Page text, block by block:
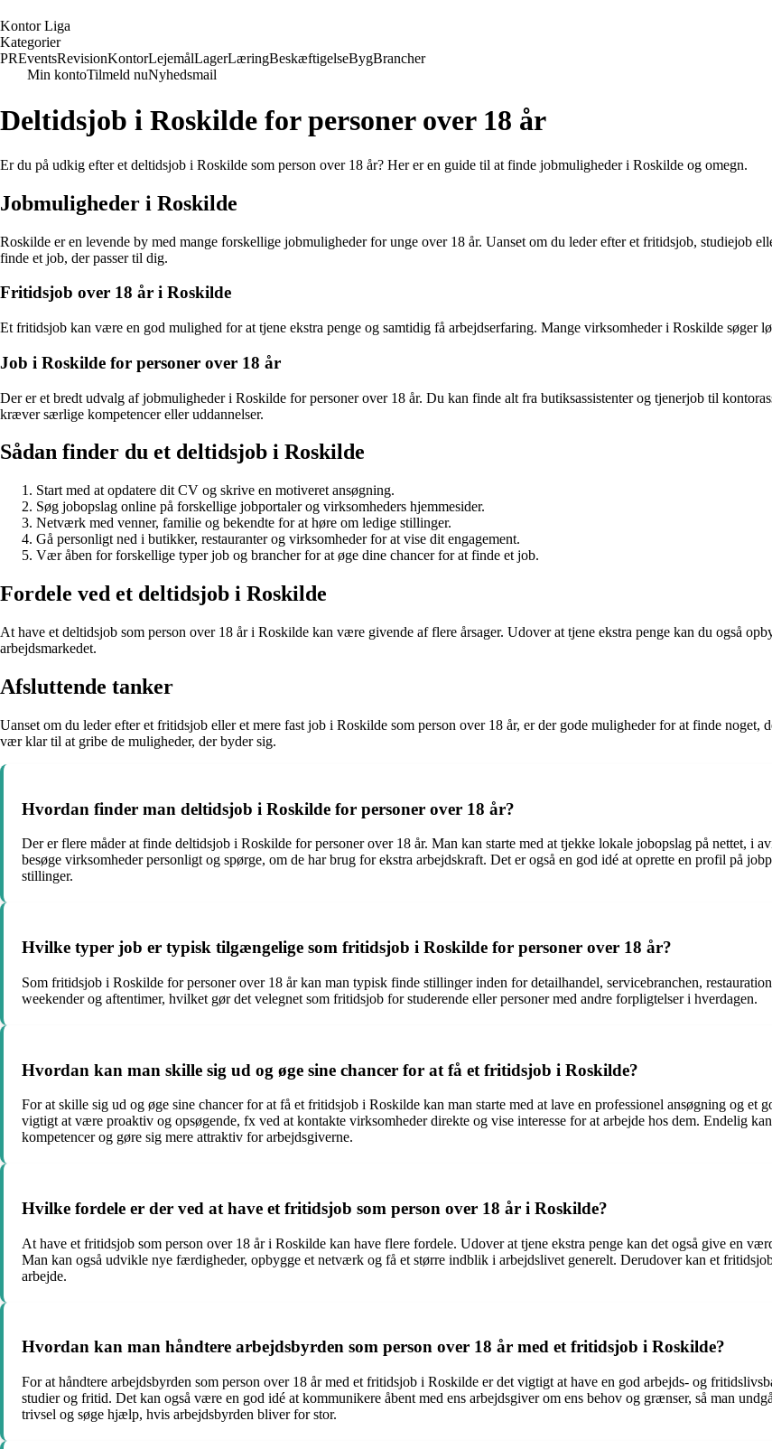
KontorLiga
Kategorier
PREventsRevisionKontorLejemålLagerLæringBeskæftigelseBygBrancher
Min kontoTilmeld nuNyhedsmail
Deltidsjob i Roskilde for personer over 18 år
Er du på udkig efter et deltidsjob i Roskilde som person over 18 år? Her er en guide til at finde jobmuligheder i Roskilde og omegn.
Jobmuligheder i Roskilde
Roskilde er en levende by med mange forskellige jobmuligheder for unge over 18 år. Uanset om du leder efter et fritidsjob, studiejob
finde et job, der passer til dig.
Fritidsjob over 18 år i Roskilde
Et fritidsjob kan være en god mulighed for at tjene ekstra penge og samtidig få arbejdserfaring. Mange virksomheder i Roskilde søger
Job i Roskilde for personer over 18 år
Der er et bredt udvalg af jobmuligheder i Roskilde for personer over 18 år. Du kan finde alt fra butiksassistenter og tjenerjob til
kræver særlige kompetencer eller uddannelser.
Sådan finder du et deltidsjob i Roskilde
Start med at opdatere dit CV og skrive en motiveret ansøgning.
Søg jobopslag online på forskellige jobportaler og virksomheders hjemmesider.
Netværk med venner, familie og bekendte for at høre om ledige stillinger.
Gå personligt ned i butikker, restauranter og virksomheder for at vise dit engagement.
Vær åben for forskellige typer job og brancher for at øge dine chancer for at finde et job.
Fordele ved et deltidsjob i Roskilde
At have et deltidsjob som person over 18 år i Roskilde kan være givende af flere årsager. Udover at tjene ekstra penge kan du også
arbejdsmarkedet.
Afsluttende tanker
Uanset om du leder efter et fritidsjob eller et mere fast job i Roskilde som person over 18 år, er der gode muligheder for at finde
vær klar til at gribe de muligheder, der byder sig.
Hvordan finder man deltidsjob i Roskilde for personer over 18 år?
Der er flere måder at finde deltidsjob i Roskilde for personer over 18 år. Man kan starte med at tjekke lokale jobopslag på nettet, i
besøge virksomheder personligt og spørge, om de har brug for ekstra arbejdskraft. Det er også en god idé at oprette en profil på
stillinger.
Hvilke typer job er typisk tilgængelige som fritidsjob i Roskilde for personer over 18 år?
Som fritidsjob i Roskilde for personer over 18 år kan man typisk finde stillinger inden for detailhandel, servicebranchen,
weekender og aftentimer, hvilket gør det velegnet som fritidsjob for studerende eller personer med andre forpligtelser i hverdagen.
Hvordan kan man skille sig ud og øge sine chancer for at få et fritidsjob i Roskilde?
For at skille sig ud og øge sine chancer for at få et fritidsjob i Roskilde kan man starte med at lave en professionel ansøgning og
vigtigt at være proaktiv og opsøgende, fx ved at kontakte virksomheder direkte og vise interesse for at arbejde hos dem. Endelig
kompetencer og gøre sig mere attraktiv for arbejdsgiverne.
Hvilke fordele er der ved at have et fritidsjob som person over 18 år i Roskilde?
At have et fritidsjob som person over 18 år i Roskilde kan have flere fordele. Udover at tjene ekstra penge kan det også give en
Man kan også udvikle nye færdigheder, opbygge et netværk og få et større indblik i arbejdslivet generelt. Derudover kan et
arbejde.
Hvordan kan man håndtere arbejdsbyrden som person over 18 år med et fritidsjob i Roskilde?
For at håndtere arbejdsbyrden som person over 18 år med et fritidsjob i Roskilde er det vigtigt at have en god arbejds- og
studier og fritid. Det kan også være en god idé at kommunikere åbent med ens arbejdsgiver om ens behov og grænser, så man
trivsel og søge hjælp, hvis arbejdsbyrden bliver for stor.